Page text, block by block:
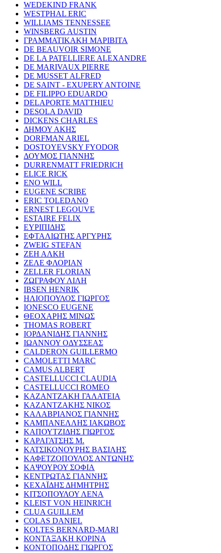
WEDEKIND FRANK
WESTPHAL ERIC
WILLIAMS TENNESSEE
WINSBERG AUSTIN
ΓΡΑΜΜΑΤΙΚΑΚΗ ΜΑΡΙΒΙΤΑ
DE BEAUVOIR SIMONE
DE LA PATELLIERE ALEXANDRE
DE MARIVAUX PIERRE
DE MUSSET ALFRED
DE SAINT - EXUPERY ANTOINE
DE FILIPPO EDUARDO
DELAPORTE MATTHIEU
DESOLA DAVID
DICKENS CHARLES
ΔΗΜΟΥ ΑΚΗΣ
DORFMAN ARIEL
DOSTOYEVSKY FYODOR
ΔΟΥΜΟΣ ΓΙΑΝΝΗΣ
DURRENMATT FRIEDRICH
ELICE RICK
ENO WILL
EUGENE SCRIBE
ERIC TOLEDANO
ERNEST LEGOUVE
ESTAIRE FELIX
ΕΥΡΙΠΙΔΗΣ
ΕΦΤΑΛΙΩΤΗΣ ΑΡΓΥΡΗΣ
ZWEIG STEFAN
ΖΕΗ ΑΛΚΗ
ΖΕΛΕ ΦΛΟΡΙΑΝ
ZELLER FLORIAN
ΖΩΓΡΑΦΟΥ ΛΙΛΗ
IBSEN HENRIK
ΗΛΙΟΠΟΥΛΟΣ ΓΙΩΡΓΟΣ
IONESCO EUGENE
ΘΕΟΧΑΡΗΣ ΜΙΝΩΣ
THOMAS ROBERT
ΙΟΡΔΑΝΙΔΗΣ ΓΙΑΝΝΗΣ
ΙΩΑΝΝΟΥ ΟΔΥΣΣΕΑΣ
CALDERON GUILLERMO
CAMOLETTI MARC
CAMUS ALBERT
CASTELLUCCI CLAUDIA
CASTELLUCCI ROMEO
ΚΑΖΑΝΤΖΑΚΗ ΓΑΛΑΤΕΙΑ
ΚΑΖΑΝΤΖΑΚΗΣ ΝΙΚΟΣ
ΚΑΛΑΒΡΙΑΝΟΣ ΓΙΑΝΝΗΣ
ΚΑΜΠΑΝΕΛΛΗΣ ΙΑΚΩΒΟΣ
ΚΑΠΟΥΤΖΙΔΗΣ ΓΙΩΡΓΟΣ
ΚΑΡΑΓΑΤΣΗΣ Μ.
ΚΑΤΣΙΚΟΝΟΥΡΗΣ ΒΑΣΙΛΗΣ
ΚΑΦΕΤΖΟΠΟΥΛΟΣ ΑΝΤΩΝΗΣ
ΚΑΨΟΥΡΟΥ ΣΟΦΙΑ
ΚΕΝΤΡΩΤΑΣ ΓΙΑΝΝΗΣ
ΚΕΧΑΪΔΗΣ ΔΗΜΗΤΡΗΣ
ΚΙΤΣΟΠΟΥΛΟΥ ΛΕΝΑ
KLEIST VON HEINRICH
CLUA GUILLEM
COLAS DANIEL
KOLTES BERNARD-MARI
ΚΟΝΤΑΞΑΚΗ ΚΟΡΙΝΑ
ΚΟΝΤΟΠΟΔΗΣ ΓΙΩΡΓΟΣ